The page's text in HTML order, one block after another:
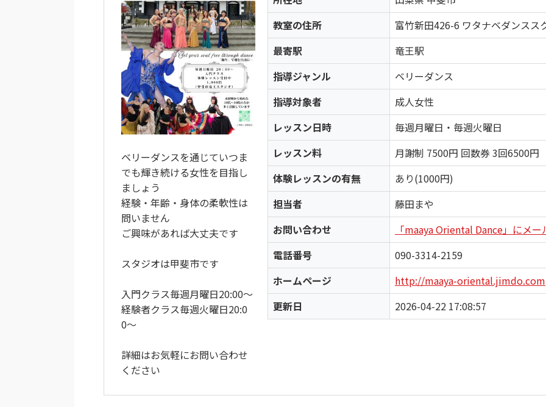
ベリーダンスを通じていつま
でも輝き続ける女性を目指し
ましょう
経験・年齢・身体の柔軟性は
問いません
ご興味があれば大丈夫です
スタジオは甲斐市です
入門クラス毎週月曜日20:00〜
経験者クラス毎週火曜日20:0
0〜
詳細はお気軽にお問い合わせ
ください
教室の住所
富竹新田426-6 ワタナベダンスス
最寄駅
竜王駅
指導ジャンル
ベリーダンス
指導対象者
成人女性
レッスン日時
毎週月曜日・毎週火曜日
レッスン料
月謝制 7500円 回数券 3回6500円
体験レッスンの有無
あり(1000円)
担当者
藤田まや
お問い合わせ
「maaya Oriental Dance」にメ
電話番号
090-3314-2159
ホームページ
http://maaya-oriental.jimdo.com
更新日
2026-04-22 17:08:57